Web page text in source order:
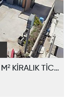
ÇANAKKALE İZMİR YOLU ÜZERİNDE 1690 M² KİRALIK TİCARİ KOMLEKS